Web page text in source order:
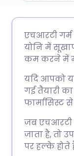
एचआरटी
योनि में
कम करने में
यदि आपको
गई तैयारी
फार्मासिस्ट
जब एचआरटी
जाता है, तो
पर हल्के होते